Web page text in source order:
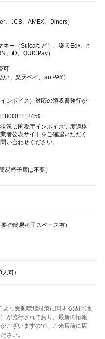
、JCB、AMEX、Diners）
ネー（Suicaなど）、楽天Edy、n
、iD、QUICPay）
可
い、楽天ペイ、au PAY）
ンボイス）対応の領収書発行が
況は国税庁インボイス制度適格
者公表サイトをご確認いただく
い合わせください。
易椅子席は不要）
の簡易椅子スペース有）
可）
より受動喫煙対策に関する法律(改
が施行されており、最新の情報
ございますので、ご来店前に店
さい。